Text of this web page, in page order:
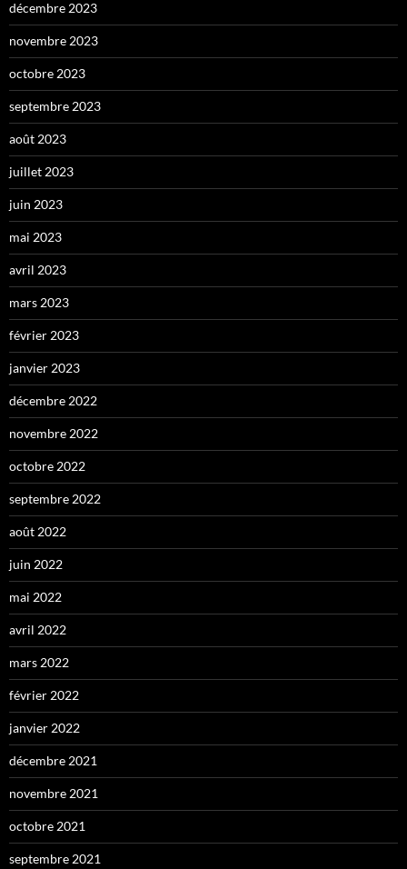
décembre 2023
novembre 2023
octobre 2023
septembre 2023
août 2023
juillet 2023
juin 2023
mai 2023
avril 2023
mars 2023
février 2023
janvier 2023
décembre 2022
novembre 2022
octobre 2022
septembre 2022
août 2022
juin 2022
mai 2022
avril 2022
mars 2022
février 2022
janvier 2022
décembre 2021
novembre 2021
octobre 2021
septembre 2021